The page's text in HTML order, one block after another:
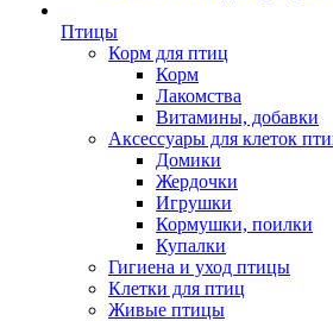
Птицы
Корм для птиц
Корм
Лакомства
Витамины, добавки
Аксессуары для клеток
Домики
Жердочки
Игрушки
Кормушки, поилки
Купалки
Гигиена и уход птицы
Клетки для птиц
Живые птицы